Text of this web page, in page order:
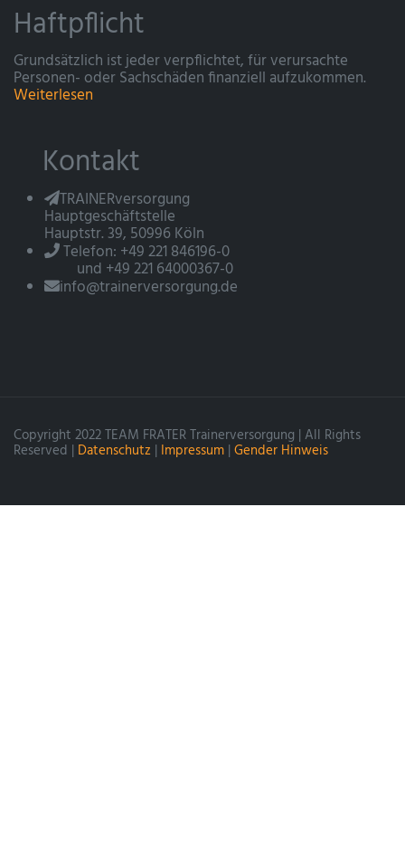
Haftpflicht
Grundsätzlich ist jeder verpflichtet, für verursachte
Personen- oder Sachschäden finanziell aufzukommen.
Weiterlesen
Kontakt
TRAINERversorgung
Hauptgeschäftstelle
Hauptstr. 39, 50996 Köln
Telefon: +49 221 846196-0
und +49 221 64000367-0
info@trainerversorgung.de
Copyright 2022 TEAM FRATER Trainerversorgung | All Rights
Reserved | Datenschutz | Impressum | Gender Hinweis